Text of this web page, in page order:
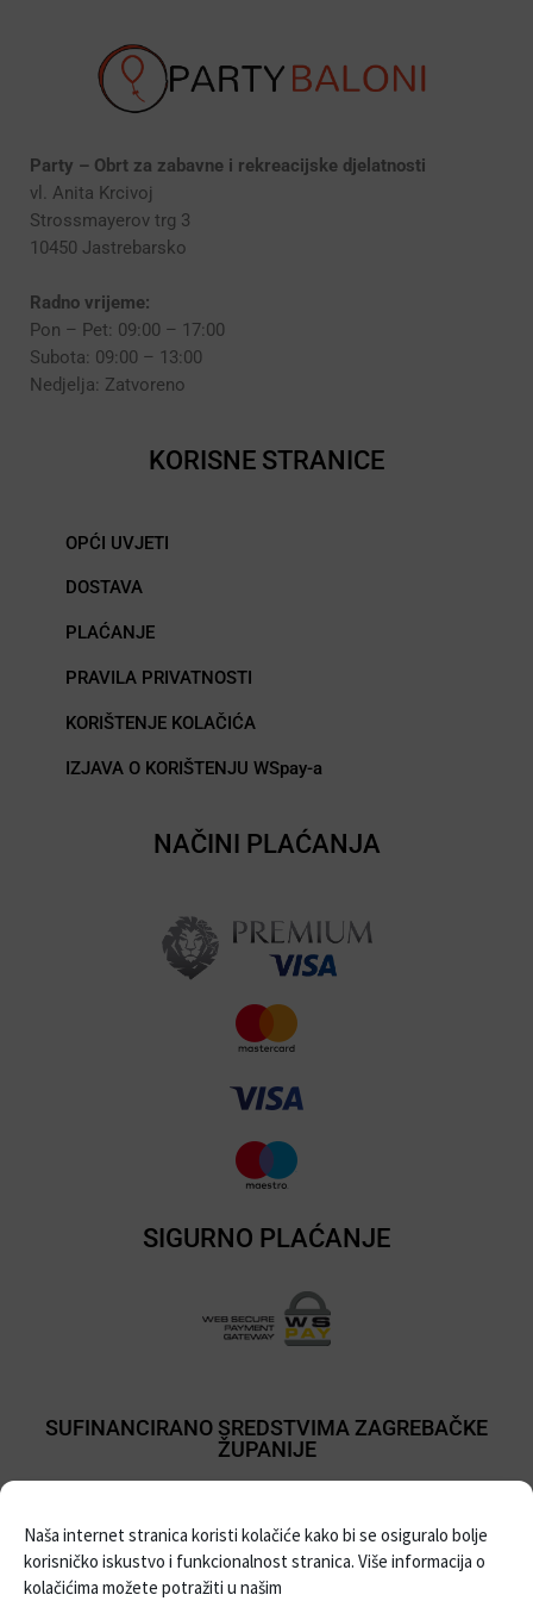
Naša internet stranica koristi kolačiće kako bi se osiguralo bolje
korisničko iskustvo i funkcionalnost stranica. Više informacija o
kolačićima možete potražiti u našim
Party – Obrt za zabavne i rekreacijske djelatnosti
vl. Anita Krcivoj
Strossmayerov trg 3
10450 Jastrebarsko
Radno vrijeme:
Pon – Pet: 09:00 – 17:00
Subota: 09:00 – 13:00
Nedjelja: Zatvoreno
KORISNE STRANICE
OPĆI UVJETI
DOSTAVA
PLAĆANJE
PRAVILA PRIVATNOSTI
KORIŠTENJE KOLAČIĆA
IZJAVA O KORIŠTENJU WSpay-a
NAČINI PLAĆANJA
SIGURNO PLAĆANJE
SUFINANCIRANO SREDSTVIMA ZAGREBAČKE
ŽUPANIJE